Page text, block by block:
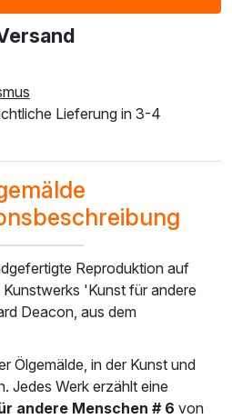
€119.43
€113.24
€110.77
€
192.50
176.10
102.14
Lieferung in 3-4
Reproduktion auf
'Kunst für andere
Deacon, aus dem
Ölgemälde, in der Kunst und
Jedes Werk erzählt eine
andere Menschen # 6 von